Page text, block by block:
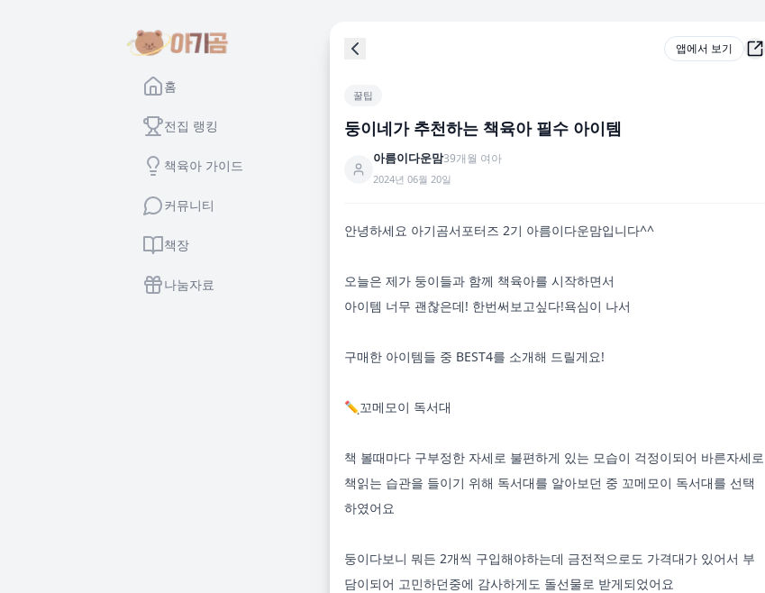
홈
전집 랭킹
책육아 가이드
커뮤니티
책장
나눔자료
앱에서 보기
꿀팁
둥이네가 추천하는 책육아 필수 아이템
아름이다운맘39개월 여아
2024년 06월 20일
안녕하세요 아기곰서포터즈 2기 아름이다운맘입니다^^
오늘은 제가 둥이들과 함께 책육아를 시작하면서
아이템 너무 괜찮은데! 한번써보고싶다!욕심이 나서
구매한 아이템들 중 BEST4를 소개해 드릴게요!
✏️꼬메모이 독서대
책 볼때마다 구부정한 자세로 불편하게 있는 모습이 걱정이되어 바른자세로
책읽는 습관을 들이기 위해 독서대를 알아보던 중 꼬메모이 독서대를 선택
하였어요
둥이다보니 뭐든 2개씩 구입해야하는데 금전적으로도 가격대가 있어서 부
담이되어 고민하던중에 감사하게도 돌선물로 받게되었어요